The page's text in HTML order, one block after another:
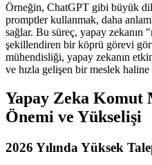
Örneğin, ChatGPT gibi büyük
promptler kullanmak, daha
sağlar. Bu süreç, yapay zekanın
şekillendiren bir köprü görevi
mühendisliği, yapay zekanın
ve hızla gelişen bir meslek
Yapay Zeka Komut
Önemi ve Yükselişi
2026 Yılında Yüksek